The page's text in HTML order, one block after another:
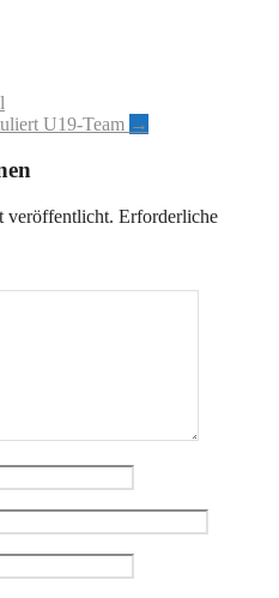
U19-Team →
veröffentlicht. Erforderliche